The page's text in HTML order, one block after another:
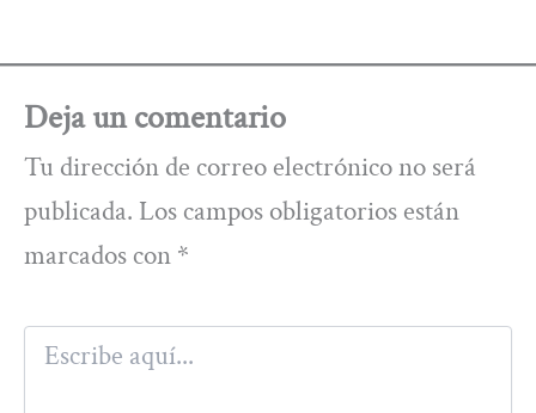
Deja un comentario
Tu dirección de correo electrónico no será
publicada. Los campos obligatorios están
marcados con *
Escribe
aquí...